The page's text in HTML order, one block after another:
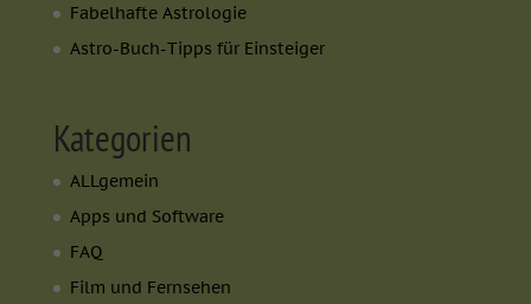
Fabelhafte Astrologie
Astro-Buch-Tipps für Einsteiger
Kategorien
ALLgemein
Apps und Software
FAQ
Film und Fernsehen